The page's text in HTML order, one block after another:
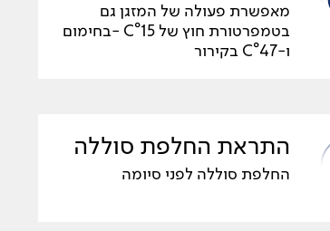
מאפשרת פעולה של המזגן גם
בטמפרטורת חוץ של C°15 -בחימום
ו-C°47 בקירור
התראת החלפת סוללה
החלפת סוללה לפני סיומה